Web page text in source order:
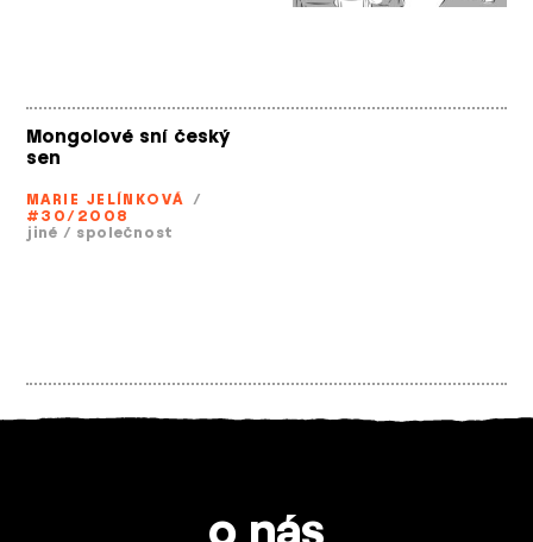
Mongolové sní český
sen
MARIE JELÍNKOVÁ /
#30/2008
jiné / společnost